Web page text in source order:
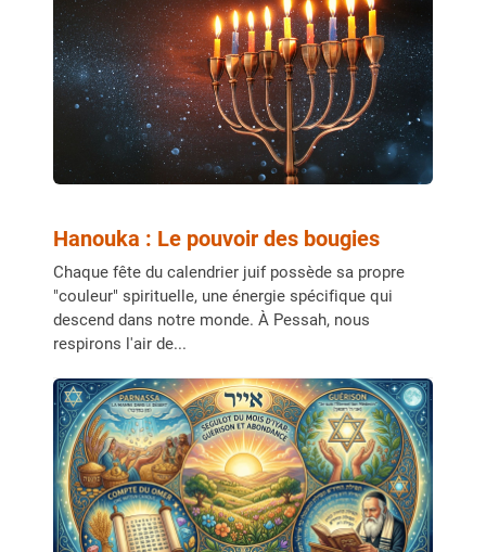
Hanouka : Le pouvoir des bougies
Chaque fête du calendrier juif possède sa propre
"couleur" spirituelle, une énergie spécifique qui
descend dans notre monde. À Pessah, nous
respirons l'air de...